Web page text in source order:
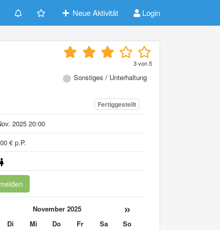
Neue Aktivität Login
3von5
Sonstiges / Unterhaltung
Fertiggestellt
2025 20:00
€ p.P.
November 2025 »
Di Mi Do Fr Sa
So